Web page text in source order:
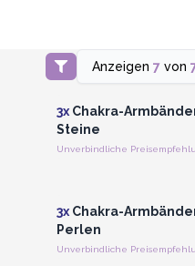
Anzeigen 7von
Anmelden oder
für
3x Chakra-
Steine
3x Chakra-
Perlen